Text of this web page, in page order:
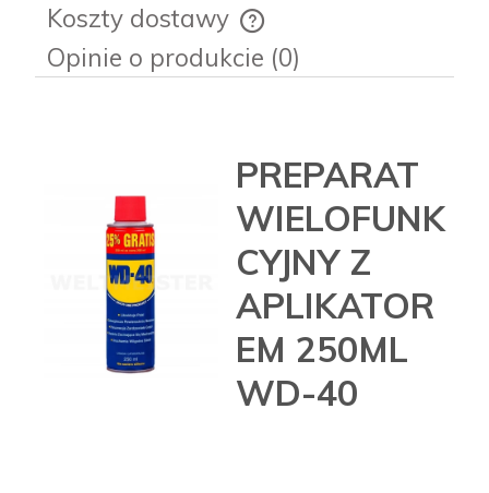
Koszty dostawy
Cena nie zawiera ewentualnych kosztów płatności
Opinie o produkcie (0)
PREPARAT
WIELOFUNK
CYJNY Z
APLIKATOR
EM 250ML
WD-40